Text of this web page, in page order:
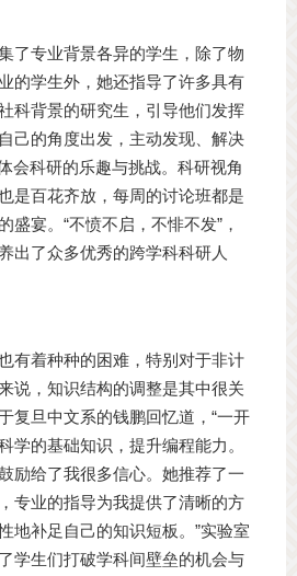
了专业背景各异的学生，除了物
的学生外，她还指导了许多具有
科背景的研究生，引导他们发挥
己的角度出发，主动发现、解决
会科研的乐趣与挑战。科研视角
是百花齐放，每周的讨论班都是
盛宴。“不愤不启，不悱不发”，
出了众多优秀的跨学科科研人
有着种种的困难，特别对于非计
说，知识结构的调整是其中很关
复旦中文系的钱鹏回忆道，“一开
学的基础知识，提升编程能力。
励给了我很多信心。她推荐了一
专业的指导为我提供了清晰的方
地补足自己的知识短板。”实验室
学生们打破学科间壁垒的机会与